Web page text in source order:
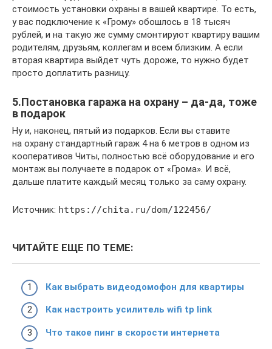
стоимость установки охраны в вашей квартире. То есть,
у вас подключение к «Грому» обошлось в 18 тысяч
рублей, и на такую же сумму смонтируют квартиру вашим
родителям, друзьям, коллегам и всем близким. А если
вторая квартира выйдет чуть дороже, то нужно будет
просто доплатить разницу.
5.Постановка гаража на охрану – да-да, тоже
в подарок
Ну и, наконец, пятый из подарков. Если вы ставите
на охрану стандартный гараж 4 на 6 метров в одном из
кооперативов Читы, полностью всё оборудование и его
монтаж вы получаете в подарок от «Грома». И всё,
дальше платите каждый месяц только за саму охрану.
Источник: https://chita.ru/dom/122456/
ЧИТАЙТЕ ЕЩЕ ПО ТЕМЕ:
Как выбрать видеодомофон для квартиры
Как настроить усилитель wifi tp link
Что такое пинг в скорости интернета